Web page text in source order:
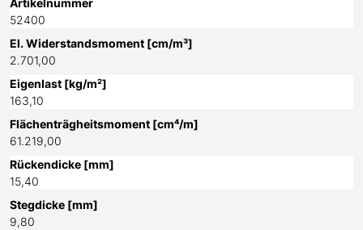
Artikelnummer
52400
El. Widerstandsmoment [cm/m³]
2.701,00
Eigenlast [kg/m²]
163,10
Flächenträgheitsmoment [cm⁴/m]
61.219,00
Rückendicke [mm]
15,40
Stegdicke [mm]
9,80